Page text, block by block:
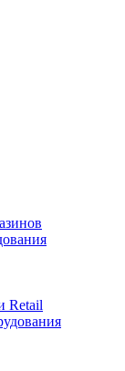
Retail